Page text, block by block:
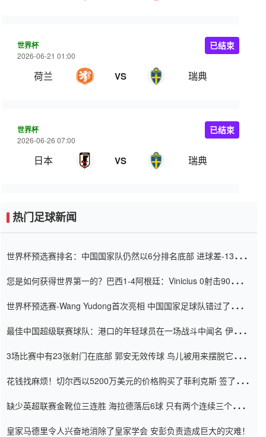
世界杯
2026-06-21 01:00
荷兰 VS 瑞典
已结束
世界杯
2026-06-26 07:00
日本 VS 瑞典
已结束
热门足球新闻
世界杯预选赛排名：中国国家队仍然以6分排名底部 进球差-13令人
您是如何获得世界第一的？巴西1-4阿根廷：Vinicius 0射击90分钟
世界杯预选赛-Wang Yudong首次亮相 中国国家足球队错过了世界
最佳中国超级联赛球队：港口的年轻球员在一场战斗中闻名 伊万放
3场比赛中有23张射门在底部 郭安无效传球 鸟儿被用来摆脱它
花钱找麻烦！切尔西以5200万美元的价格购买了菲利克斯 签了7年
缺少英超联赛金靴位三连胜 海拉德落后6球 只有两个连续三个连续
皇家马德里令人兴奋地消除了皇家学会 安彭负责造成巨大的灾难！